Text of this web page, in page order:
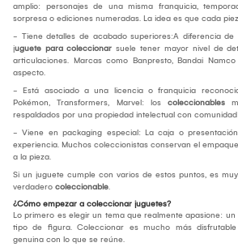
amplio: personajes de una misma franquicia,
sorpresa o ediciones numeradas. La idea es que cada
- Tiene detalles de acabado superiores:A diferencia de
juguete para coleccionar suele tener mayor nivel de
articulaciones. Marcas como Banpresto, Bandai
aspecto.
- Está asociado a una licencia o franquicia
Pokémon, Transformers, Marvel: los coleccionables
respaldados por una propiedad intelectual con
- Viene en packaging especial: La caja o
experiencia. Muchos coleccionistas conservan el
a la pieza.
Si un juguete cumple con varios de estos puntos, es
verdadero coleccionable.
¿Cómo empezar a coleccionar juguetes?
Lo primero es elegir un tema que realmente apasione:
tipo de figura. Coleccionar es mucho más
genuina con lo que se reúne.